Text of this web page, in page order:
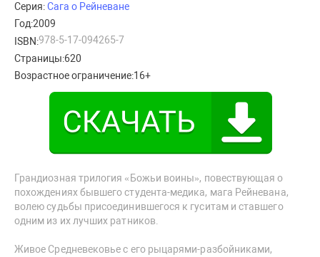
Серия:Сага о Рейневане
Год:2009
ISBN:978-5-17-094265-7
Страницы:620
Возрастное ограничение:16+
Грандиозная трилогия «Божьи воины», повествующая о
похождениях бывшего студента-медика, мага Рейневана,
волею судьбы присоединившегося к гуситам и ставшего
одним из их лучших ратников.
Живое Средневековье с его рыцарями-разбойниками,